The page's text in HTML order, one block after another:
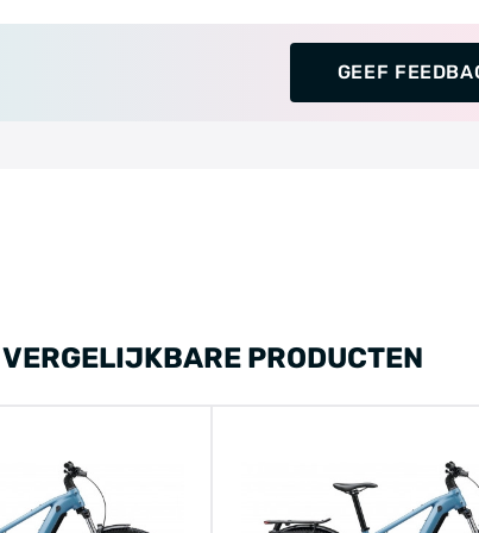
GEEF
VERGELIJKBARE PRODUCTEN